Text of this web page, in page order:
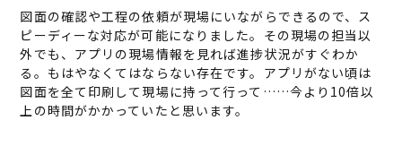
図面の確認や工程の依頼が現場にいながらできるので、ス
ピーディーな対応が可能になりました。その現場の担当以
外でも、アプリの現場情報を見れば進捗状況がすぐわか
る。もはやなくてはならない存在です。アプリがない頃は
図面を全て印刷して現場に持って行って……今より10倍以
上の時間がかかっていたと思います。